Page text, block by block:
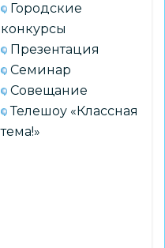
Городские
конкурсы
Презентация
Семинар
Совещание
Телешоу «Классная
тема!»